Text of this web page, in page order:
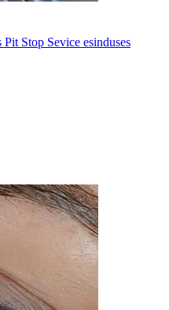
Stop Sevice esinduses